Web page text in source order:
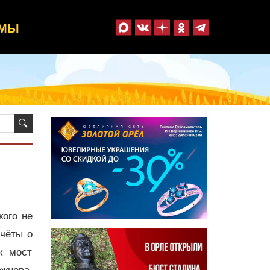
не
о
мост